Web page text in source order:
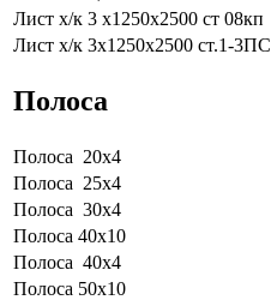
Лист х/к 3 х1250х2500 ст 08кп
Лист х/к 3х1250х2500 ст.1-3ПС
Полоса
Полоса 20х4
Полоса 25х4
Полоса 30х4
Полоса 40х10
Полоса 40х4
Полоса 50х10